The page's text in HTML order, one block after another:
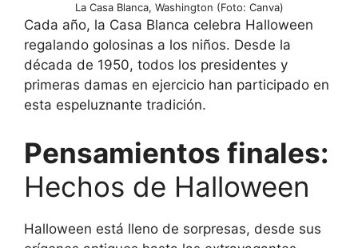
La Casa Blanca, Washington (Foto: Canva)
Cada año, la Casa Blanca celebra Halloween
regalando golosinas a los niños. Desde la
década de 1950, todos los presidentes y
primeras damas en ejercicio han participado en
esta espeluznante tradición.
Pensamientos finales:
Hechos de Halloween
Halloween está lleno de sorpresas, desde sus